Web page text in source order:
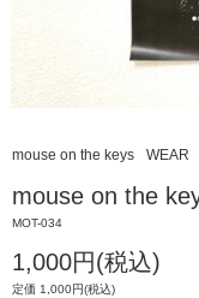
mouse on the keys WEAR
mouse on the
MOT-034
1,000円(税込)
定価 1,000円(税込)